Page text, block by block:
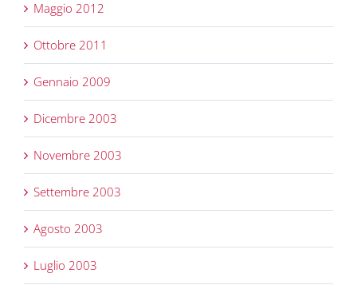
Maggio 2012
Ottobre 2011
Gennaio 2009
Dicembre 2003
Novembre 2003
Settembre 2003
Agosto 2003
Luglio 2003